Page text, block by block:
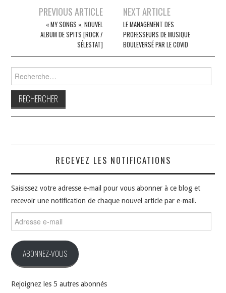
Navigation
articles
PREVIOUS ARTICLE
« MY SONGS », NOUVEL
ALBUM DE SPITS [ROCK /
SÉLESTAT]
NEXT ARTICLE
LE MANAGEMENT DES
PROFESSEURS DE MUSIQUE
BOULEVERSÉ PAR LE COVID
RECEVEZ LES NOTIFICATIONS
Saisissez votre adresse e-mail pour vous abonner à ce blog et
recevoir une notification de chaque nouvel article par e-mail.
e-
ABONNEZ-VOUS
Rejoignez les 5 autres abonnés